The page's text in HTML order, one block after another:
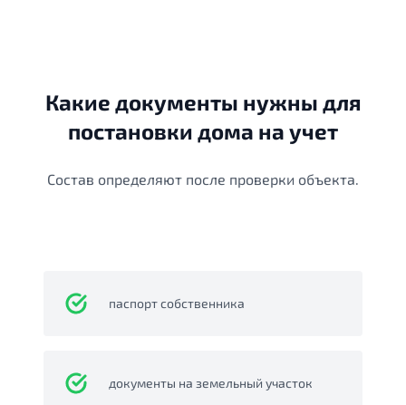
Какие документы нужны для
постановки дома на учет
Состав определяют после проверки объекта.
паспорт собственника
документы на земельный участок